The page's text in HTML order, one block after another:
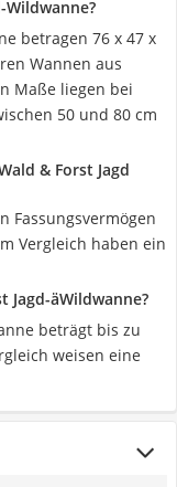
Wildwanne?
betragen 76 x 47 x
Wannen aus
Maße liegen bei
50 und 80 cm
& Forst Jagd
Fassungsvermögen
Vergleich haben ein
Jagd-äWildwanne?
beträgt bis zu
weisen eine